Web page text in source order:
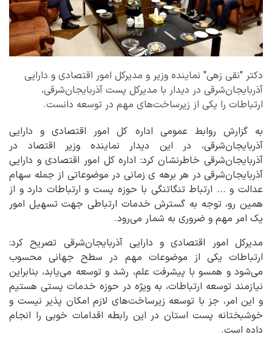
دکتر "نقی زهی" نماینده وزیر و مدیرکل امور اقتصادی و دارایی
آذربایجان‌شرقی در دیدار با مدیرکل پست آذربایجان‌شرقی،
ارتباطات را یکی از زیرساخت‌های مهم در توسعه دانست.
به گزارش روابط عمومی اداره کل امور اقتصادی و دارایی
آذربایجان‌شرقی، در این دیدار نماینده وزیر اقتصاد در
آذربایجان‌شرقی خاطرنشان کرد: اداره کل امور اقتصادی و دارایی
آذربایجان‌شرقی در هر برهه ی زمانی در موضوعاتی از جمله سهام
عدالت و ... ارتباط تنگاتنگی با حوزه پست و ارتباطات دارد و از
همین رو، توجه به گسترش خدمات ارتباطی جهت تسهیل امور
یک امر مهم و ضروری به شمار می‌رود.
مدیرکل امور اقتصادی و دارایی آذربایجان‌شرقی تصریح کرد:
ارتباطات یکی از موضوعات مهم در سطح جهانی محسوب
می‌شود و همسو با پیشرفت علم، رشد و توسعه می‌یابد، بنابراین
نیازمند توسعه ارتباطات، به ویژه در حوزه خدمات پستی هستیم
و این امر، جز با توسعه زیرساخت‌های لازم امکان پذیر نیست و
خوشبختانه پست استان در این رابطه اقدامات خوبی را انجام
داده است.